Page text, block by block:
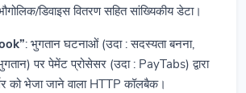
डिवाइस वितरण सहित सांख्यिकीय डेटा।
: भुगतान घटनाओं (उदा : सदस्यता बनना,
पर पेमेंट प्रोसेसर (उदा : PayTabs) द्वारा
को भेजा जाने वाला HTTP कॉलबैक।